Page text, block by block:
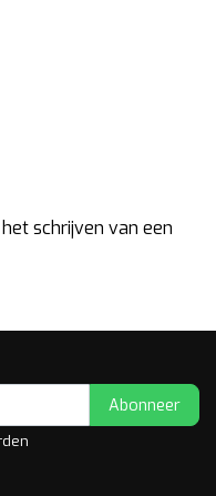
schrijven van een
Abonneer